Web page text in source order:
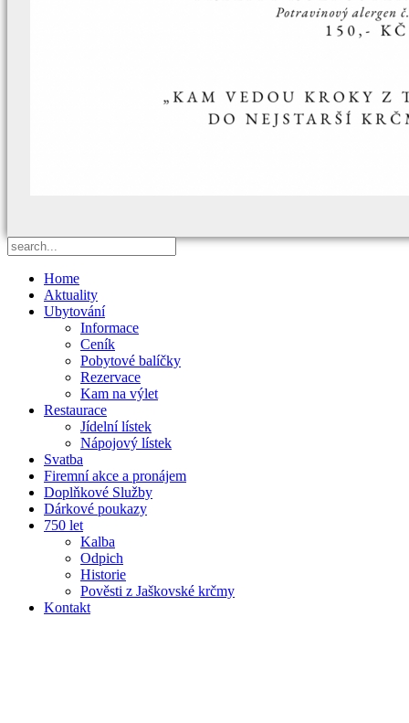
Home
Aktuality
Ubytování
Informace
Ceník
Pobytové balíčky
Rezervace
Kam na výlet
Restaurace
Jídelní lístek
Nápojový lístek
Svatba
Firemní akce a pronájem
Doplňkové Služby
Dárkové poukazy
750 let
Kalba
Odpich
Historie
Pověsti z Jaškovské krčmy
Kontakt